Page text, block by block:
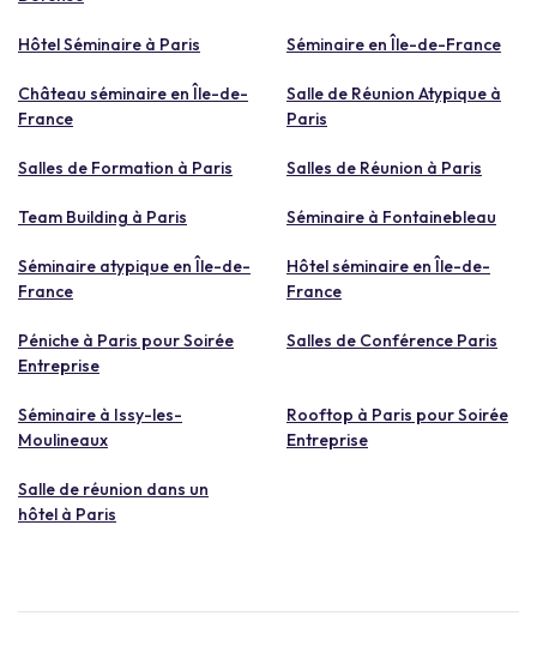
Hôtel Séminaire à Paris Séminaire en Île-de-France
Château séminaire en Île-de-
France
Salle de Réunion Atypique à
Paris
Salles de Formation à Paris Salles de Réunion à Paris
Team Building à Paris Séminaire à Fontainebleau
Séminaire atypique en Île-de-
France
Hôtel séminaire en Île-de-
France
Péniche à Paris pour Soirée
Entreprise
Salles de Conférence Paris
Séminaire à Issy-les-
Moulineaux
Rooftop à Paris pour Soirée
Entreprise
Salle de réunion dans un
hôtel à Paris